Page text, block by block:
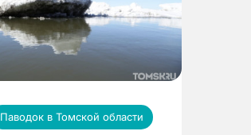
Паводок в Томской области